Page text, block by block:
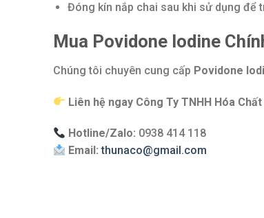
Đóng kín nắp chai sau khi sử dụng để
Mua Povidone Iodine
Chúng tôi chuyên cung cấp Povidone
Liên hệ ngay Công Ty TNHH Hóa
Hotline/Zalo: 0938 414 118
Email: thunaco@gmail.com